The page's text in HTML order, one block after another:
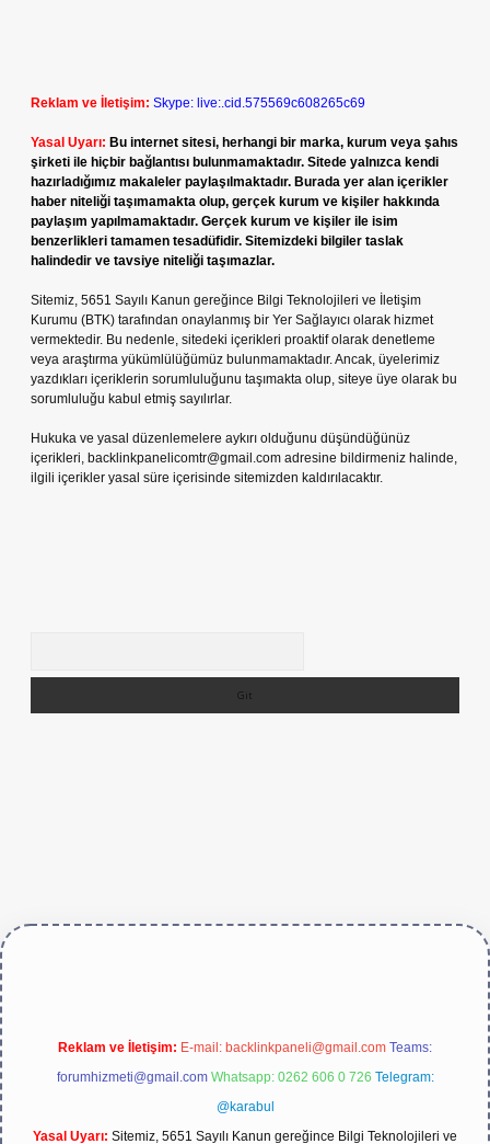
Reklam ve İletişim: Skype: live:.cid.575569c608265c69
Yasal Uyarı: Bu internet sitesi, herhangi bir marka, kurum veya şahıs
şirketi ile hiçbir bağlantısı bulunmamaktadır. Sitede yalnızca kendi
hazırladığımız makaleler paylaşılmaktadır. Burada yer alan içerikler
haber niteliği taşımamakta olup, gerçek kurum ve kişiler hakkında
paylaşım yapılmamaktadır. Gerçek kurum ve kişiler ile isim
benzerlikleri tamamen tesadüfidir. Sitemizdeki bilgiler taslak
halindedir ve tavsiye niteliği taşımazlar.
Sitemiz, 5651 Sayılı Kanun gereğince Bilgi Teknolojileri ve İletişim
Kurumu (BTK) tarafından onaylanmış bir Yer Sağlayıcı olarak hizmet
vermektedir. Bu nedenle, sitedeki içerikleri proaktif olarak denetleme
veya araştırma yükümlülüğümüz bulunmamaktadır. Ancak, üyelerimiz
yazdıkları içeriklerin sorumluluğunu taşımakta olup, siteye üye olarak bu
sorumluluğu kabul etmiş sayılırlar.
Hukuka ve yasal düzenlemelere aykırı olduğunu düşündüğünüz
içerikleri, backlinkpanelicomtr@gmail.com adresine bildirmeniz halinde,
ilgili içerikler yasal süre içerisinde sitemizden kaldırılacaktır.
Reklam ve İletişim: E-mail: backlinkpaneli@gmail.com Teams:
forumhizmeti@gmail.com Whatsapp: 0262 606 0 726 Telegram:
@karabul
Yasal Uyarı: Sitemiz, 5651 Sayılı Kanun gereğince Bilgi Teknolojileri ve